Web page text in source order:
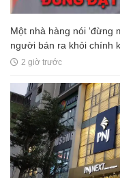
Một nhà hàng nói ‘đừng
người bán ra khỏi chính
2 giờ trước